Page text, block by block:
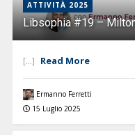
ATTIVITÀ 2025
Libsophia #19 –
[...] Read More
Ermanno Ferretti
15 Luglio 2025